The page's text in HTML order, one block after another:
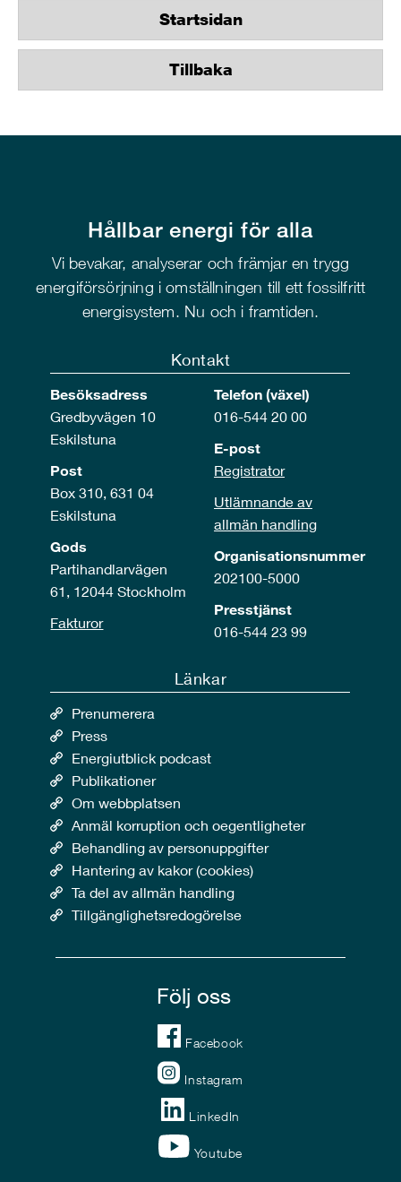
Startsidan
Tillbaka
Hållbar energi för alla
Vi bevakar, analyserar och främjar en trygg
energiförsörjning i omställningen till ett fossilfritt
energisystem. Nu och i framtiden.
Kontakt
Besöksadress
Gredbyvägen 10
Eskilstuna
Post
Box 310, 631 04
Eskilstuna
Gods
Partihandlarvägen
61, 12044 Stockholm
Fakturor
Telefon (växel)
016-544 20 00
E-post
Registrator
Utlämnande av
allmän handling
Organisationsnummer
202100-5000
Presstjänst
016-544 23 99
Länkar
Prenumerera
Press
Energiutblick podcast
Publikationer
Om webbplatsen
Anmäl korruption och oegentligheter
Behandling av personuppgifter
Hantering av kakor (cookies)
Ta del av allmän handling
Tillgänglighetsredogörelse
Följ oss
Facebook
Instagram
LinkedIn
Youtube